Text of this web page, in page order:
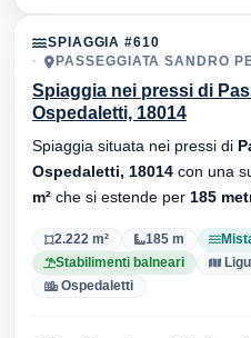
SPIAGGIA #610
PASSEGGIATA SANDRO
Spiaggia nei pressi di
Ospedaletti, 18014
Spiaggia situata nei pressi di
Ospedaletti, 18014 con una
m² che si estende per 185
2.222 m² 185 m
Stabilimenti balneari
Ospedaletti